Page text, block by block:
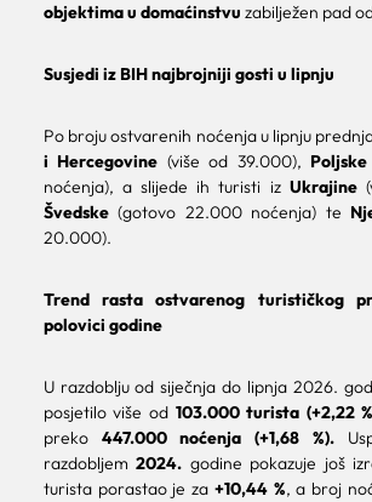
objektima u domaćinstvu zabilježen pad
Susjedi iz BIH najbrojniji gosti u lipnju
Po broju ostvarenih noćenja u lipnju
i Hercegovine (više od 39.000), Poljske
noćenja), a slijede ih turisti izUkrajine
Švedske(gotovo 22.000 noćenja) te
20.000).
Trend rasta ostvarenog turističkog
polovici godine
U razdoblju od siječnja do lipnja 2026.
posjetilo više od 103.000 turista (+2,22
preko 447.000 noćenja (+1,68 %).
razdobljem2024. godine pokazuje još
turista porastao je za +10,44 %, a broj